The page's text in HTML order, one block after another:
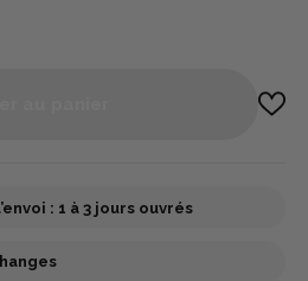
: 1 à 3 jours ouvrés